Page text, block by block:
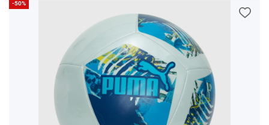
-50%